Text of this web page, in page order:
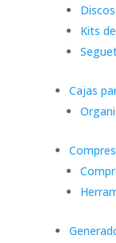
Discos
Kits
Cajas